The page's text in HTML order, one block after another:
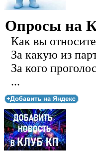
Опросы на
Как вы
За какую из
За кого
...